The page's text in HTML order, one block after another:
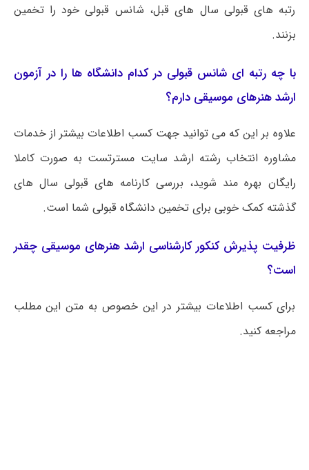
رتبه های قبولی سال های قبل، شانس قبولی خود را تخمین
بزنند.
با چه رتبه ای شانس قبولی در کدام دانشگاه ها را در آزمون
ارشد هنرهای موسیقی دارم؟
علاوه بر این که می توانید جهت کسب اطلاعات بیشتر از خدمات
مشاوره انتخاب رشته ارشد سایت مسترتست به صورت کاملا
رایگان بهره مند شوید، بررسی کارنامه های قبولی سال های
گذشته کمک خوبی برای تخمین دانشگاه قبولی شما است.
ظرفیت پذیرش کنکور کارشناسی ارشد هنرهای موسیقی چقدر
است؟
برای کسب اطلاعات بیشتر در این خصوص به متن این مطلب
مراجعه کنید.